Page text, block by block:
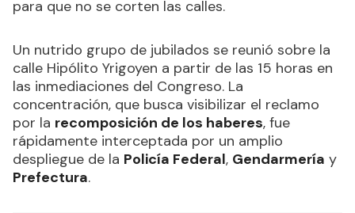
para que no se corten las calles.
Un nutrido grupo de jubilados se reunió sobre la
calle Hipólito Yrigoyen a partir de las 15 horas en
las inmediaciones del Congreso. La
concentración, que busca visibilizar el reclamo
por la recomposición de los haberes, fue
rápidamente interceptada por un amplio
despliegue de la Policía Federal, Gendarmería y
Prefectura.